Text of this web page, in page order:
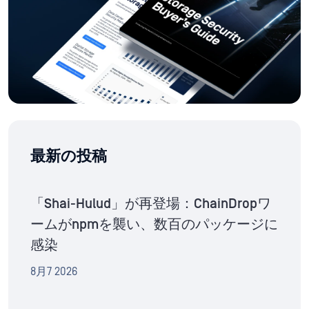
最新の投稿
「Shai-Hulud」が再登場：ChainDropワ
ームがnpmを襲い、数百のパッケージに
感染
8月7 2026